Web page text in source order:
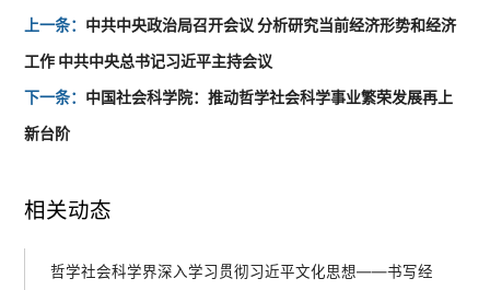
上一条： 中共中央政治局召开会议 分析研究当前经济形势和经济
工作 中共中央总书记习近平主持会议
下一条： 中国社会科学院：推动哲学社会科学事业繁荣发展再上
新台阶
相关动态
哲学社会科学界深入学习贯彻习近平文化思想——书写经